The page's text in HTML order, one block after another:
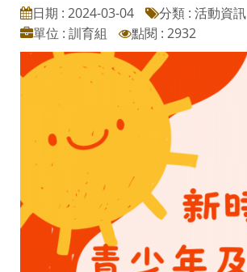
日期 : 2024-03-04
分類 : 活動資訊
單位 : 訓育組
點閱 : 2932